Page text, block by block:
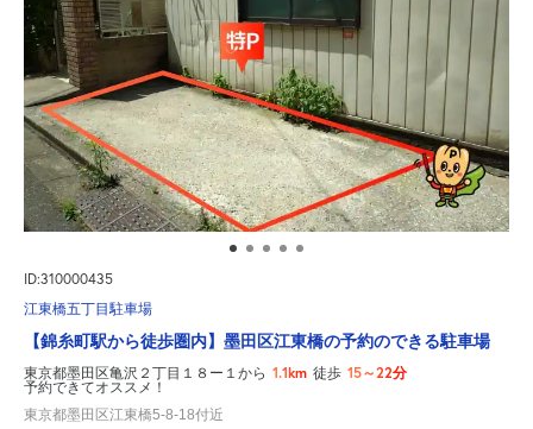
ID:310000435
江東橋五丁目駐車場
【錦糸町駅から徒歩圏内】墨田区江東橋の予約のできる駐車場
東京都墨田区亀沢２丁目１８ー１から 1.1km 徒歩 15～22分
予約できてオススメ！
東京都墨田区江東橋5-8-18付近